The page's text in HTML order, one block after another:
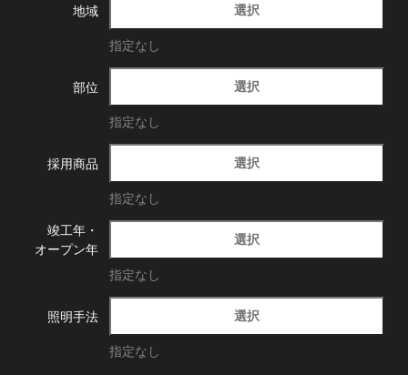
地域 選択
指定なし
部位 選択
指定なし
採用商品 選択
指定なし
竣工年・
オープン年
選択
指定なし
照明手法 選択
指定なし